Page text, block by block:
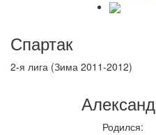
Спартак
2-я лига (Зима 2011-2012)
Родился: